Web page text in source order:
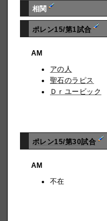
相関
ポレン15/第1試合
AM
アの人
聖石のラピス
Ｄｒユービック
ポレン15/第30試合
AM
不在